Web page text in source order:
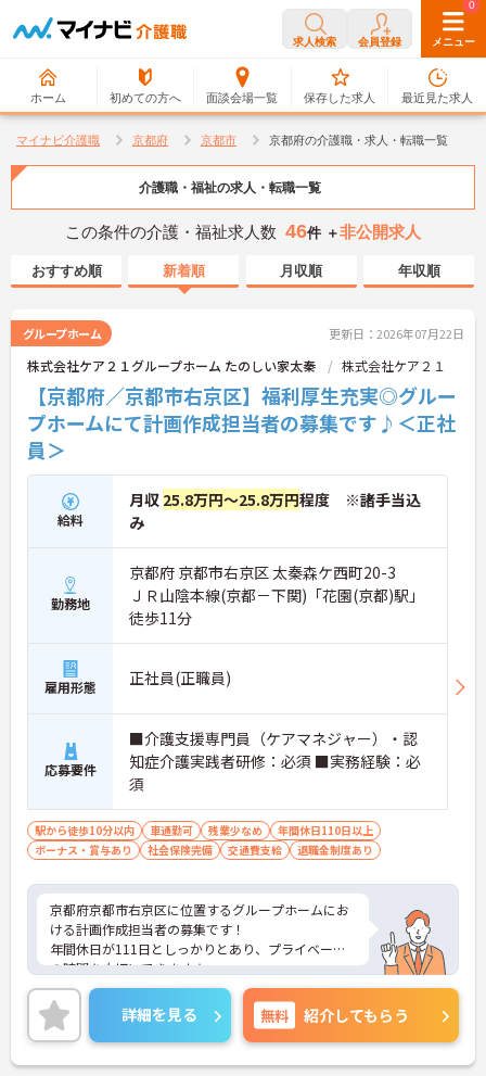
求人検索 会員登録 メニュー
ホーム 初めての方へ 面談会場一覧
0
保存した求人
0
最近見た求人
マイナビ介護職 京都府 京都市 京都府の介護職・求人・転職一覧
介護職・福祉の求人・転職一覧
この条件の介護・福祉求人数 46件 ＋非公開求人
おすすめ順 新着順 月収順 年収順
グループホーム 更新日：2026年07月22日
株式会社ケア２１グループホーム たのしい家太秦 株式会社ケア２１
【京都府／京都市右京区】福利厚生充実◎グルー
プホームにて計画作成担当者の募集です♪＜正社
員＞
給料
月収 25.8万円～25.8万円程度 ※諸手当込
み
勤務地
京都府 京都市右京区 太秦森ケ西町20-3
ＪＲ山陰本線(京都－下関)「花園(京都)駅」
徒歩11分
雇用形態 正社員(正職員)
応募要件
■介護支援専門員（ケアマネジャー）・認
知症介護実践者研修：必須 ■実務経験：必
須
駅から徒歩10分以内 車通勤可 残業少なめ
年間休日110日以上
ボーナス・賞与あり
社会保険完備 交通費支給 退職金制度あり
京都府京都市右京区に位置するグループホームにお
ける計画作成担当者の募集です！
年間休日が111日としっかりとあり、プライベート
の時間を大切にできます☆
また地域手当、資格手当などの各種手当が充実して
おり、金銭面も安心です♪
ご興味のある方には、面接対策ポイントなど、さら
に詳細をお話しいたしますのでお気軽にご相談くだ
さい！
詳細を見る 無料 紹介してもらう